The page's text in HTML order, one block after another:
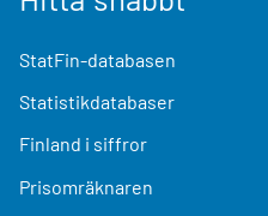
StatFin-databasen
Statistikdatabaser
Finland i siffror
Prisomräknaren